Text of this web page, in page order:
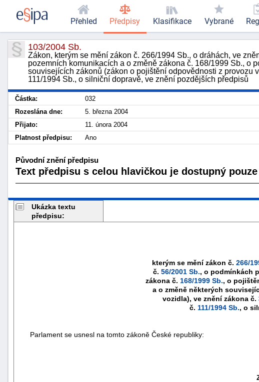
103/2004 Sb.
Zákon, kterým se mění zákon č. 266/1994 Sb., o dráhách, ve
pozemních komunikacích a o změně zákona č. 168/1999 Sb., o
souvisejících zákonů (zákon o pojištění odpovědnosti z provozu
111/1994 Sb., o silniční dopravě, ve znění pozdějších předpisů
Částka: 032
Rozeslána dne:
5. března 2004
Přijato:
11. února 2004
Platnost předpisu:
Ano
Původní znění předpisu
Text předpisu s celou hlavičkou je dostupný
Ukázka textu
předpisu:
kterým se mění zákon č. 266/
č. 56/2001 Sb., o podmínkách
zákona č. 168/1999 Sb., o
a o změně některých
vozidla), ve znění zákona č.
č. 111/1994 Sb., o
Parlament se usnesl na tomto zákoně České republiky:
Přehled Předpisy Klasifikace Vybrané